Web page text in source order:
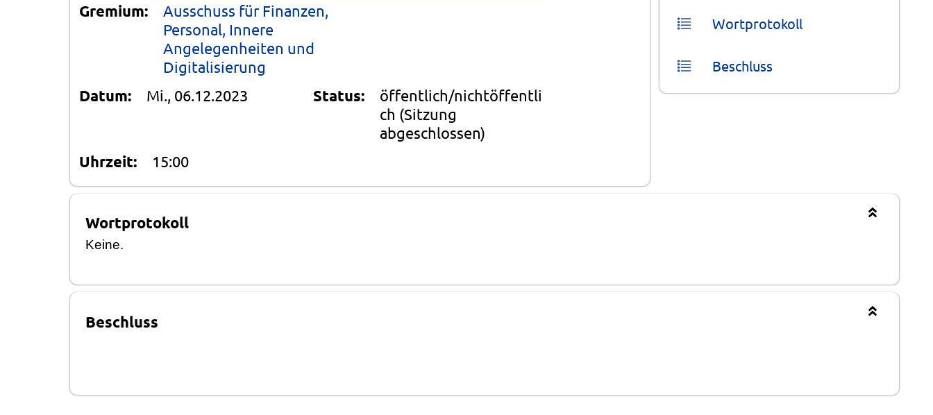
Gremium:
Ausschuss für Finanzen,
Personal, Innere
Angelegenheiten und
Digitalisierung
Datum: Mi., 06.12.2023 Status:
öffentlich/nichtöffentli
ch (Sitzung
abgeschlossen)
Uhrzeit: 15:00
Wortprotokoll
Beschluss
Wortprotokoll
Keine.
Beschluss